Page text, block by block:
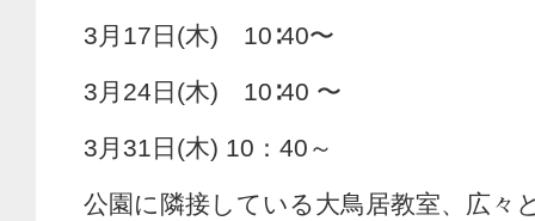
3月17日(木) 10∶40〜
3月24日(木) 10∶40 〜
3月31日(木) 10：40～
公園に隣接している大鳥居教室、広々